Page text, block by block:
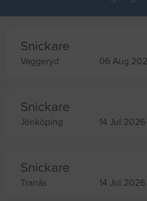
Snickare
Vaggeryd 06 Aug
Snickare
Jönköping 14 Jul 2026
Snickare
Tranås 14 Jul 2026